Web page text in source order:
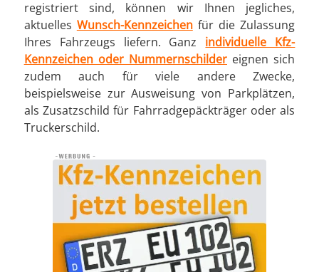
registriert sind, können wir Ihnen jegliches,
aktuelles Wunsch-Kennzeichenfür die Zulassung
Ihres Fahrzeugs liefern. Ganz individuelle Kfz-
Kennzeichen oder Nummernschilder eignen sich
zudem auch für viele andere Zwecke,
beispielsweise zur Ausweisung von Parkplätzen,
als Zusatzschild für Fahrradgepäckträger oder als
Truckerschild.